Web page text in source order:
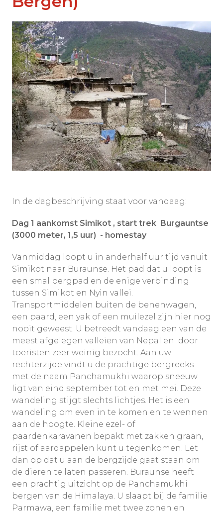
In de dagbeschrijving staat voor vandaag:
Dag 1 aankomst Simikot , start trek Burgauntse
(3000 meter, 1,5 uur) - homestay
Vanmiddag loopt u in anderhalf uur tijd vanuit
Simikot naar Buraunse. Het pad dat u loopt is
een smal bergpad en de enige verbinding
tussen Simikot en Nyin vallei.
Transportmiddelen buiten de benenwagen,
een paard, een yak of een muilezel zijn hier nog
nooit geweest. U betreedt vandaag een van de
meest afgelegen valleien van Nepal en door
toeristen zeer weinig bezocht. Aan uw
rechterzijde vindt u de prachtige bergreeks
met de naam Panchamukhi waarop sneeuw
ligt van eind september tot en met mei. Deze
wandeling stijgt slechts lichtjes. Het is een
wandeling om even in te komen en te wennen
aan de hoogte. Kleine ezel- of
paardenkaravanen bepakt met zakken graan,
rijst of aardappelen kunt u tegenkomen. Let
dan op dat u aan de bergzijde gaat staan om
de dieren te laten passeren. Buraunse heeft
een prachtig uitzicht op de Panchamukhi
bergen van de Himalaya. U slaapt bij de familie
Parmawa, een familie met twee zonen en